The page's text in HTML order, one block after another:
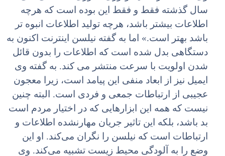
سال گذشته فقط و فقط این بوده است که هرچه
اطلاعات بیشتر باشد، هرچه تولید اطلاعات انبوه تر
باشد بهتر است.» اما به گفته نیلسن اینترنت اکنون به
دستگاهى بدل شده است که اطلاعات را بدون قائل
شدن اولویت با سرعت منتشر مى کند. به گفته وى
ایمیل نیز از ابعاد منفى این پیامد است، زیرا معجون
عجیبى از ارتباطات جمعى و فردى است. البته چنین
نیست که همه این ابزارهایى که در اختیار مردم است
بد باشد، بلکه این تاثیر جریان مهارنشده اطلاعات و
ارتباطات است که نیلسن را نگران مى‌کند. او این
وضع را به آلودگى محیط زیست تشبیه مى‌کند. وى